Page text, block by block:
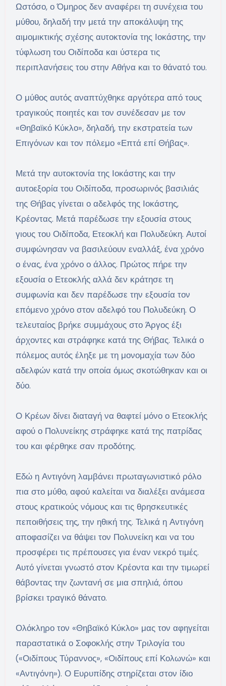
Ωστόσο, ο Όμηρος δεν αναφέρει τη συνέχεια του
μύθου, δηλαδή την μετά την αποκάλυψη της
αιμομικτικής σχέσης αυτοκτονία της Ιοκάστης, την
τύφλωση του Οιδίποδα και ύστερα τις
περιπλανήσεις του στην Αθήνα και το θάνατό του.
Ο μύθος αυτός αναπτύχθηκε αργότερα από τους
τραγικούς ποιητές και τον συνέδεσαν με τον
«Θηβαϊκό Κύκλο», δηλαδή, την εκστρατεία των
Επιγόνων και τον πόλεμο «Επτά επί Θήβας».
Μετά την αυτοκτονία της Ιοκάστης και την
αυτοεξορία του Οιδίποδα, προσωρινός βασιλιάς
της Θήβας γίνεται ο αδελφός της Ιοκάστης,
Κρέοντας. Μετά παρέδωσε την εξουσία στους
γιους του Οιδίποδα, Ετεοκλή και Πολυδεύκη. Αυτοί
συμφώνησαν να βασιλεύουν εναλλάξ, ένα χρόνο
ο ένας, ένα χρόνο ο άλλος. Πρώτος πήρε την
εξουσία ο Ετεοκλής αλλά δεν κράτησε τη
συμφωνία και δεν παρέδωσε την εξουσία τον
επόμενο χρόνο στον αδελφό του Πολυδεύκη. Ο
τελευταίος βρήκε συμμάχους στο Άργος έξι
άρχοντες και στράφηκε κατά της Θήβας. Τελικά ο
πόλεμος αυτός έληξε με τη μονομαχία των δύο
αδελφών κατά την οποία όμως σκοτώθηκαν και οι
δύο.
Ο Κρέων δίνει διαταγή να θαφτεί μόνο ο Ετεοκλής
αφού ο Πολυνείκης στράφηκε κατά της πατρίδας
του και φέρθηκε σαν προδότης.
Εδώ η Αντιγόνη λαμβάνει πρωταγωνιστικό ρόλο
πια στο μύθο, αφού καλείται να διαλέξει ανάμεσα
στους κρατικούς νόμους και τις θρησκευτικές
πεποιθήσεις της, την ηθική της. Τελικά η Αντιγόνη
αποφασίζει να θάψει τον Πολυνείκη και να του
προσφέρει τις πρέπουσες για έναν νεκρό τιμές.
Αυτό γίνεται γνωστό στον Κρέοντα και την τιμωρεί
θάβοντας την ζωντανή σε μια σπηλιά, όπου
βρίσκει τραγικό θάνατο.
Ολόκληρο τον «Θηβαϊκό Κύκλο» μας τον αφηγείται
παραστατικά ο Σοφοκλής στην Τριλογία του
(«Οιδίπους Τύραννος», «Οιδίπους επί Κολωνώ» και
«Αντιγόνη»). Ο Ευρυπίδης στηρίζεται στον ίδιο